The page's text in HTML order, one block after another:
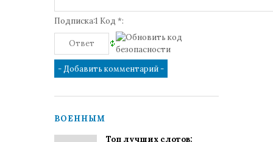
Подписка:1 Код *:
ВОЕННЫМ
Топ лучших слотов: